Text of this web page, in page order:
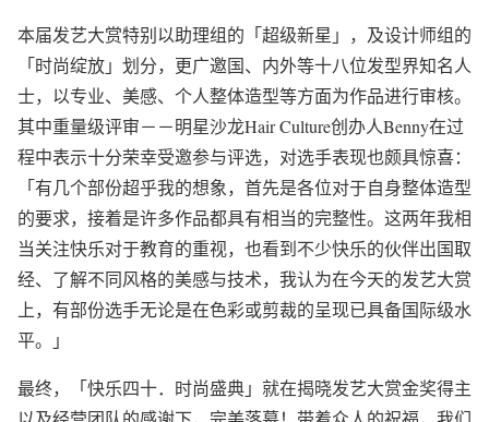
本届发艺大赏特别以助理组的「超级新星」，及设计师组的
「时尚绽放」划分，更广邀国、内外等十八位发型界知名人
士，以专业、美感、个人整体造型等方面为作品进行审核。
其中重量级评审－－明星沙龙Hair Culture创办人Benny在过
程中表示十分荣幸受邀参与评选，对选手表现也颇具惊喜：
「有几个部份超乎我的想象，首先是各位对于自身整体造型
的要求，接着是许多作品都具有相当的完整性。这两年我相
当关注快乐对于教育的重视，也看到不少快乐的伙伴出国取
经、了解不同风格的美感与技术，我认为在今天的发艺大赏
上，有部份选手无论是在色彩或剪裁的呈现已具备国际级水
平。」
最终，「快乐四十．时尚盛典」就在揭晓发艺大赏金奖得主